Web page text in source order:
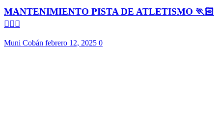
MANTENIMIENTO PISTA DE ATLETISMO 🏃🏻
🏃🏻‍♀️
Muni Cobán febrero 12, 2025 0